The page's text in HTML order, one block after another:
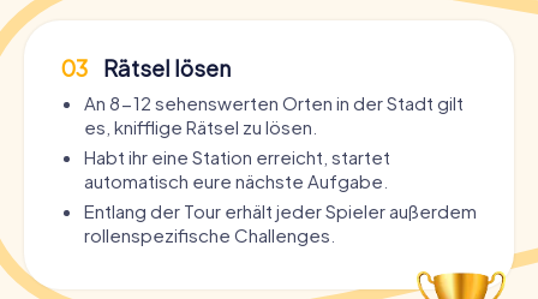
03 Rätsel lösen
An 8-12 sehenswerten Orten in der Stadt gilt
es, knifflige Rätsel zu lösen.
Habt ihr eine Station erreicht, startet
automatisch eure nächste Aufgabe.
Entlang der Tour erhält jeder Spieler außerdem
rollenspezifische Challenges.